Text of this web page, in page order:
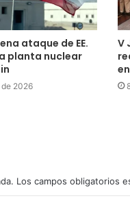
ataque de EE.
planta nuclear
2026
V
Los campos obligatorios